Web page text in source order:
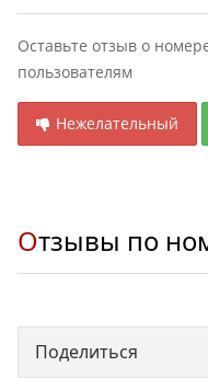
Оставьте отзыв о
пользователям
Нежелательный
Отзывы по
Поделиться